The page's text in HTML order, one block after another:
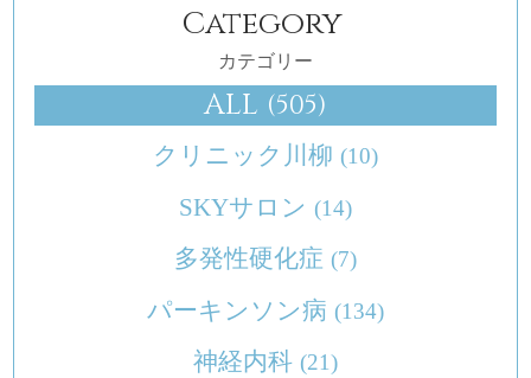
Category
カテゴリー
ALL (505)
クリニック川柳 (10)
SKYサロン (14)
多発性硬化症 (7)
パーキンソン病 (134)
神経内科 (21)